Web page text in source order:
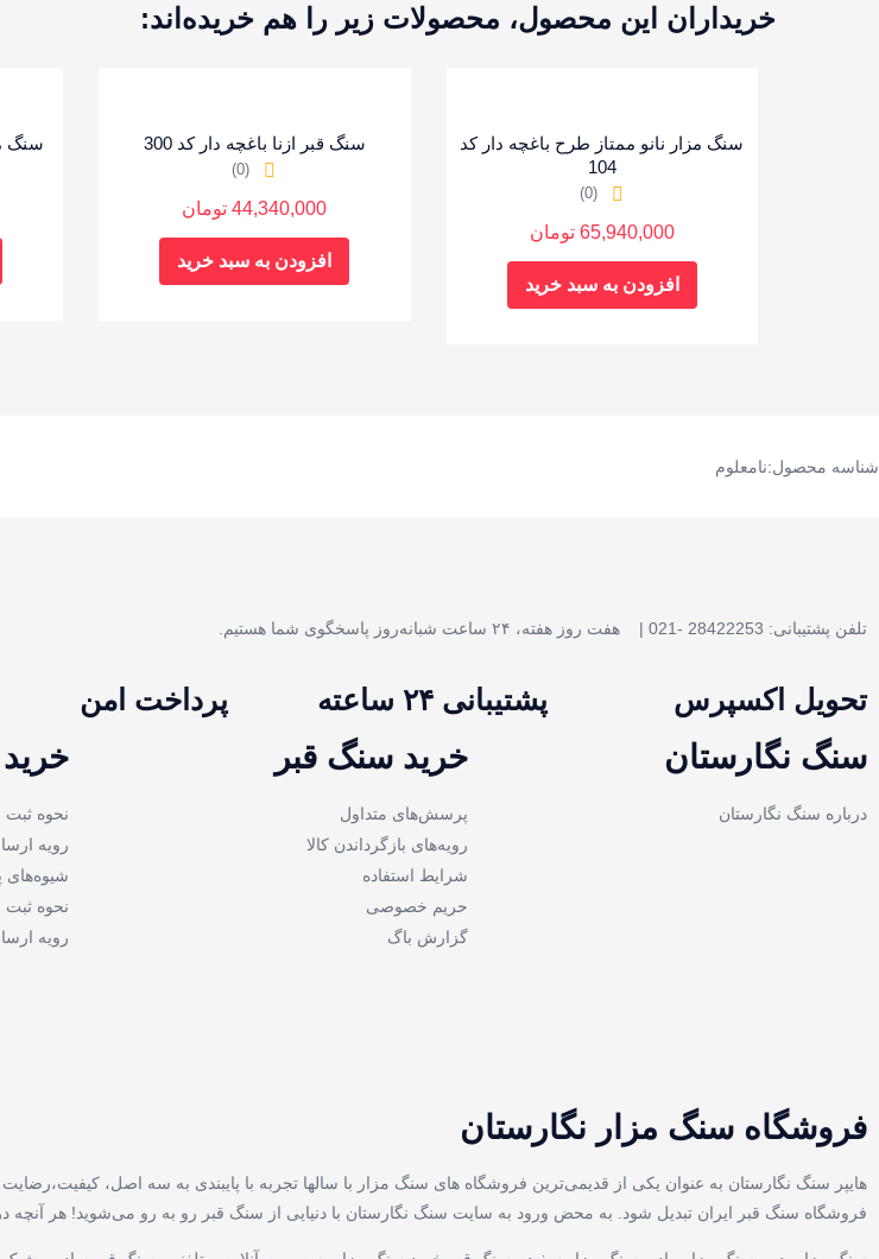
خریداران این محصول، محصولات زیر را هم خریده‌اند:
سنگ مزار نانو ممتاز طرح باغچه دار کد
104
(0)
65,940,000 تومان
افزودن به سبد خرید
سنگ قبر ازنا باغچه دار کد 300
(0)
44,340,000 تومان
افزودن به سبد خرید
سنگ
شناسه محصول:نامعلوم
تلفن پشتیبانی: 28422253 -021 | هفت روز هفته، ۲۴ ساعت شبانه‌روز پاسخگوی شما هستیم.
تحویل اکسپرس پشتیبانی ۲۴ ساعته پرداخت امن
سنگ نگارستان
درباره سنگ نگارستان
خرید سنگ قبر
پرسش‌های متداول
رویه‌های بازگرداندن کالا
شرایط استفاده
حریم خصوصی
گزارش باگ
نحوه
رویه
شیوه‌های
نحوه
رویه
فروشگاه سنگ مزار نگارستان
هایپر سنگ نگارستان به عنوان یکی از قدیمی‌ترین فروشگاه های سنگ مزار با سالها تجربه با پایبندی به سه اصل،
فروشگاه سنگ قبر ایران تبدیل شود. به محض ورود به سایت سنگ نگارستان با دنیایی از سنگ قبر رو به رو می‌شوید! هر آنچه